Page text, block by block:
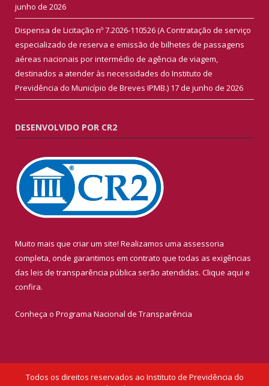
junho de 2026
Dispensa de Licitação nº 7.2026-110526 (A Contratação de serviço
especializado de reserva e emissão de bilhetes de passagens
aéreas nacionais por intermédio de agência de viagem,
destinados a atender às necessidades do Instituto de
Previdência do Município de Breves IPMB.) 17 de junho de 2026
DESENVOLVIDO POR CR2
Muito mais que criar um site! Realizamos uma assessoria
completa, onde garantimos em contrato que todas as exigências
das leis de transparência pública serão atendidas. Clique aqui e
confira.
Conheça o Programa Nacional de Transparência
Todos os direitos reservados ao Instituto de Previdência do